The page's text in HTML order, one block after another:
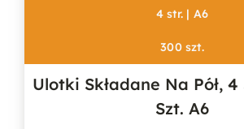
4 str. | A6
300 szt.
Ulotki Składane Na Pół,
Szt. A6